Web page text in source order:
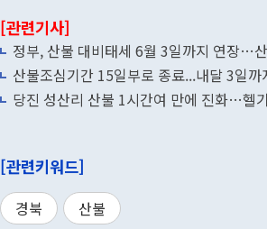
[관련기사]
정부, 산불 대비태세 6월 3일까지 연장…
산불조심기간 15일부로 종료...내달 3일
당진 성산리 산불 1시간여 만에 진화…헬
[관련키워드]
경북 산불